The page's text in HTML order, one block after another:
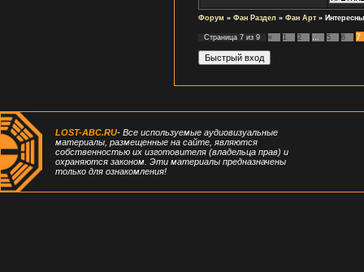
Форум » Фан Раздел » Фан Арт »
Страница 7 из 9 « 1 2 5 6 7
LOST-ABC.RU- Все используемые аудиовизуальные
материалы, размещенные на сайте, являются
собственностью их изготовителя (владельца прав) и
охраняются законом. Эти материалы предназначены
только для ознакомления!